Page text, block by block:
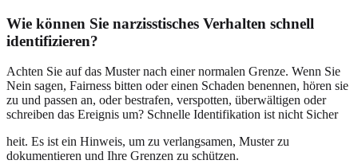
Wie können Sie narzisstisches Verhalten schnell
identifizieren?
Achten Sie auf das Muster nach einer normalen Grenze. Wenn Sie
Nein sagen, Fairness bitten oder einen Schaden benennen, hören sie
zu und passen an, oder bestrafen, verspotten, überwältigen oder
schreiben das Ereignis um? Schnelle Identifikation ist nicht Sicher
heit. Es ist ein Hinweis, um zu verlangsamen, Muster zu
dokumentieren und Ihre Grenzen zu schützen.